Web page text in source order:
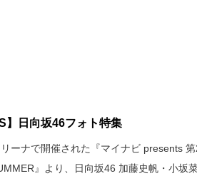
】日向坂46フォト特集
ーナで開催された『マイナビ presents
』より、日向坂46 加藤史帆・小坂